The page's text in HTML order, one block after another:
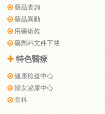
藥品查詢
藥品異動
用藥衛教
藥劑科文件下載
特色醫療
健康檢查中心
婦女泌尿中心
骨科